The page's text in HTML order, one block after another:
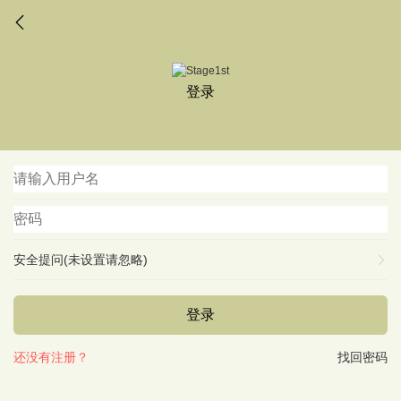
登录
安全提问(未设置请忽略)
登录
找回密码
还没有注册？